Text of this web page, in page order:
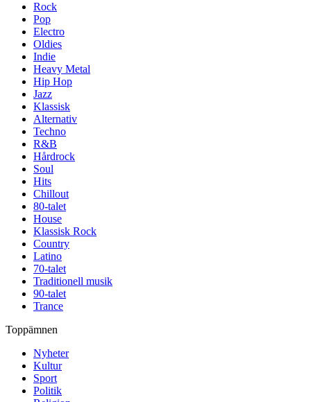
Rock
Pop
Electro
Oldies
Indie
Heavy Metal
Hip Hop
Jazz
Klassisk
Alternativ
Techno
R&B
Hårdrock
Soul
Hits
Chillout
80-talet
House
Klassisk Rock
Country
Latino
70-talet
Traditionell musik
90-talet
Trance
Toppämnen
Nyheter
Kultur
Sport
Politik